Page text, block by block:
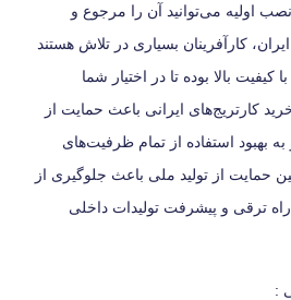
اولیه می‌توانید آن را مرجوع و
کارآفرینان بسیاری در تلاش هستند
کیفیت بالا بوده تا در اختیار شما
کارتریج‌های ایرانی باعث حمایت از
بهبود استفاده از تمام ظرفیت‌های
حمایت از تولید ملی باعث جلوگیری از
ترقی و پیشرفت تولیدات داخلی
: